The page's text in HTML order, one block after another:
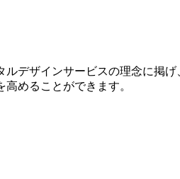
ルデザインサービスの理念に
めることができます。